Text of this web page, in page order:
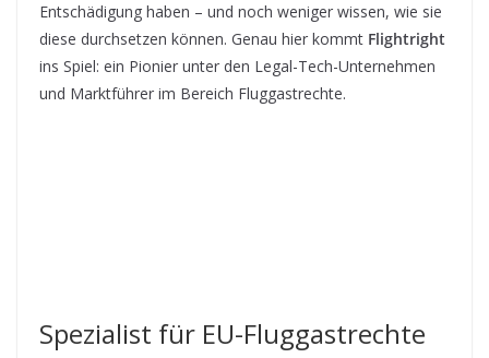
Entschädigung haben – und noch weniger wissen, wie sie
diese durchsetzen können. Genau hier kommt Flightright
ins Spiel: ein Pionier unter den Legal-Tech-Unternehmen
und Marktführer im Bereich Fluggastrechte.
Spezialist für EU-Fluggastrechte